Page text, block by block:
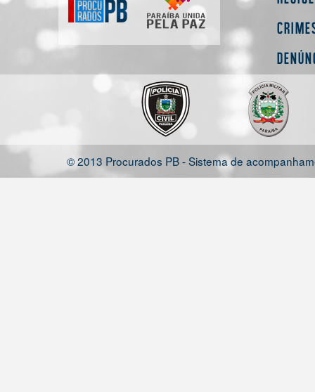
© 2013 Procurados PB - Sistema de